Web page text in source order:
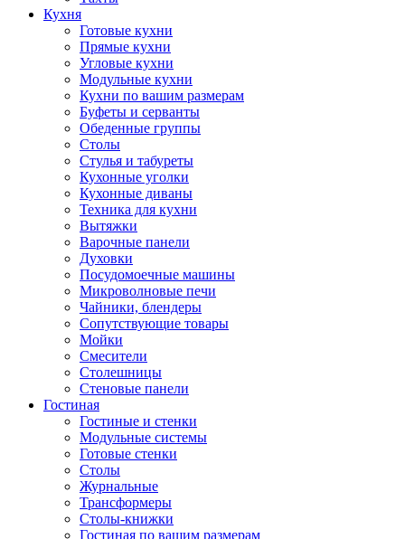
Кухня
Готовые кухни
Прямые кухни
Угловые кухни
Модульные кухни
Кухни по вашим размерам
Буфеты и серванты
Обеденные группы
Столы
Стулья и табуреты
Кухонные уголки
Кухонные диваны
Техника для кухни
Вытяжки
Варочные панели
Духовки
Посудомоечные машины
Микроволновые печи
Чайники, блендеры
Сопутствующие товары
Мойки
Смесители
Столешницы
Стеновые панели
Гостиная
Гостиные и стенки
Модульные системы
Готовые стенки
Столы
Журнальные
Трансформеры
Столы-книжки
Гостиная по вашим размерам